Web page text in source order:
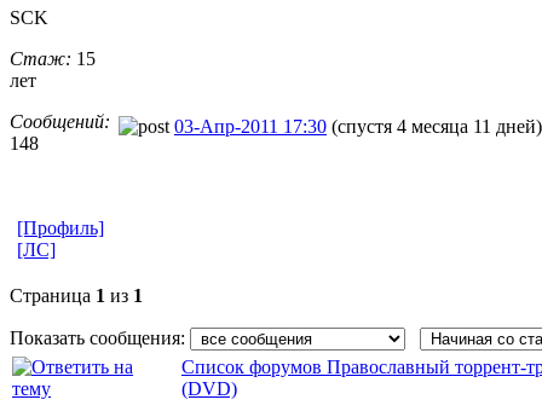
SCK
Стаж: 15
лет
Сообщений:
148
03-Апр-2011 17:30 (спустя 4 месяца 11 дней)
[Профиль]
[ЛС]
Страница 1 из 1
Показать сообщения:
Список форумов Православный торрент-
(DVD)